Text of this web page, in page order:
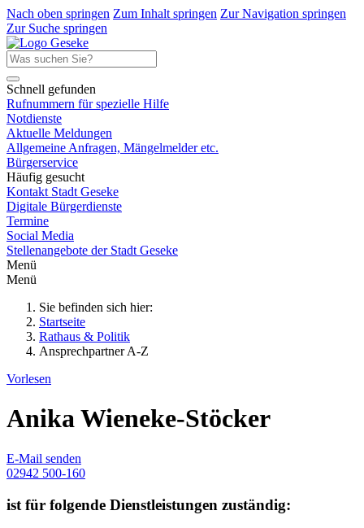
Nach oben springen Zum Inhalt springen Zur Navigation springen
Zur Suche springen
Schnell gefunden
Rufnummern für spezielle Hilfe
Notdienste
Aktuelle Meldungen
Allgemeine Anfragen, Mängelmelder etc.
Bürgerservice
Häufig gesucht
Kontakt Stadt Geseke
Digitale Bürgerdienste
Termine
Social Media
Stellenangebote der Stadt Geseke
Menü
Menü
Sie befinden sich hier:
Startseite
Rathaus & Politik
Ansprechpartner A-Z
Vorlesen
Anika Wieneke-Stöcker
E-Mail senden
02942 500-160
ist für folgende Dienstleistungen zuständig: